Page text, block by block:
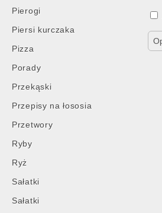
Pierogi
Piersi kurczaka
Pizza
Porady
Przekąski
Przepisy na łososia
Przetwory
Ryby
Ryż
Sałatki
Sałatki